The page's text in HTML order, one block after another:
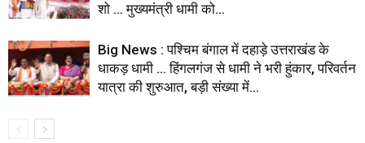
शो … मुख्यमंत्री धामी को...
Big News : पश्चिम बंगाल में दहाड़े उत्तराखंड के
धाकड़ धामी … हिंगलगंज से धामी ने भरी हुंकार, परिवर्तन
यात्रा की शुरुआत, बड़ी संख्या में...